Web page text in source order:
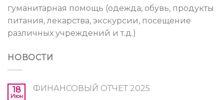
гуманитарная помощь (одежда, обувь, продукты
питания, лекарства, экскурсии, посещение
различных учреждений и т.д.)
НОВОСТИ
18
Июн
ФИНАНСОВЫЙ ОТЧЕТ 2025